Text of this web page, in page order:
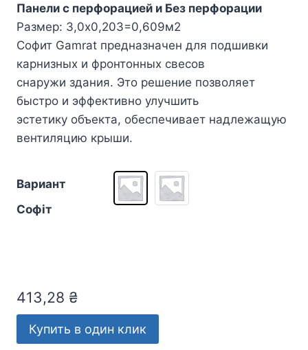
Панели с перфорацией и Без перфорации
Размер: 3,0х0,203=0,609м2
Софит Gamrat предназначен для подшивки
карнизных и фронтонных свесов
снаружи здания. Это решение позволяет
быстро и эффективно улучшить
эстетику объекта, обеспечивает надлежащую
вентиляцию крыши.
Вариант
Софіт
413,28 ₴
Купить в один клик